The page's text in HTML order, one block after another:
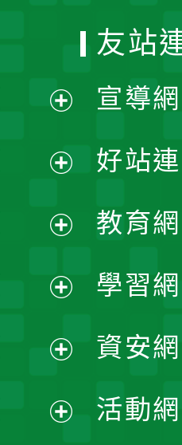
開
選
單
開
選
單
開
選
單
開
選
開
友站
宣導
好站
教育
學習
資安
活動